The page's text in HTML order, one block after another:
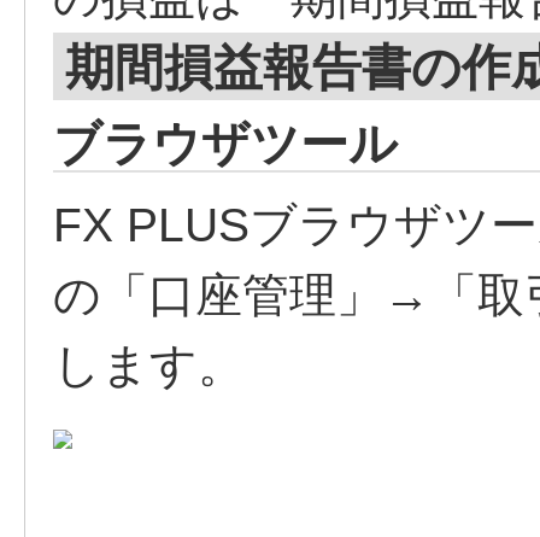
期間損益報告書の作
ブラウザツール
FX PLUSブラウザツ
の「口座管理」→「取
します。